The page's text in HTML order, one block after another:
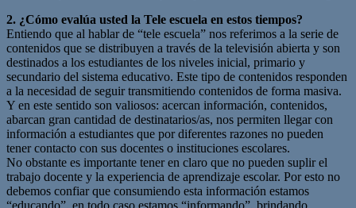
2. ¿Cómo evalúa usted la Tele escuela en estos tiempos?
Entiendo que al hablar de “tele escuela” nos referimos a la serie de
contenidos que se distribuyen a través de la televisión abierta y son
destinados a los estudiantes de los niveles inicial, primario y
secundario del sistema educativo. Este tipo de contenidos responden
a la necesidad de seguir transmitiendo contenidos de forma masiva.
Y en este sentido son valiosos: acercan información, contenidos,
abarcan gran cantidad de destinatarios/as, nos permiten llegar con
información a estudiantes que por diferentes razones no pueden
tener contacto con sus docentes o instituciones escolares.
No obstante es importante tener en claro que no pueden suplir el
trabajo docente y la experiencia de aprendizaje escolar. Por esto no
debemos confiar que consumiendo esta información estamos
“educando”, en todo caso estamos “informando”, brindando